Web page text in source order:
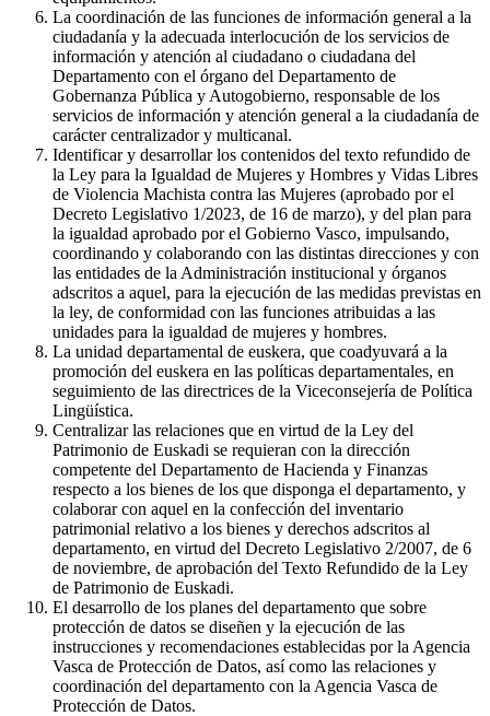
La coordinación de las funciones de información general a la
ciudadanía y la adecuada interlocución de los servicios de
información y atención al ciudadano o ciudadana del
Departamento con el órgano del Departamento de
Gobernanza Pública y Autogobierno, responsable de los
servicios de información y atención general a la ciudadanía de
carácter centralizador y multicanal.
Identificar y desarrollar los contenidos del texto refundido de
la Ley para la Igualdad de Mujeres y Hombres y Vidas Libres
de Violencia Machista contra las Mujeres (aprobado por el
Decreto Legislativo 1/2023, de 16 de marzo), y del plan para
la igualdad aprobado por el Gobierno Vasco, impulsando,
coordinando y colaborando con las distintas direcciones y con
las entidades de la Administración institucional y órganos
adscritos a aquel, para la ejecución de las medidas previstas en
la ley, de conformidad con las funciones atribuidas a las
unidades para la igualdad de mujeres y hombres.
La unidad departamental de euskera, que coadyuvará a la
promoción del euskera en las políticas departamentales, en
seguimiento de las directrices de la Viceconsejería de Política
Lingüística.
Centralizar las relaciones que en virtud de la Ley del
Patrimonio de Euskadi se requieran con la dirección
competente del Departamento de Hacienda y Finanzas
respecto a los bienes de los que disponga el departamento, y
colaborar con aquel en la confección del inventario
patrimonial relativo a los bienes y derechos adscritos al
departamento, en virtud del Decreto Legislativo 2/2007, de 6
de noviembre, de aprobación del Texto Refundido de la Ley
de Patrimonio de Euskadi.
El desarrollo de los planes del departamento que sobre
protección de datos se diseñen y la ejecución de las
instrucciones y recomendaciones establecidas por la Agencia
Vasca de Protección de Datos, así como las relaciones y
coordinación del departamento con la Agencia Vasca de
Protección de Datos.